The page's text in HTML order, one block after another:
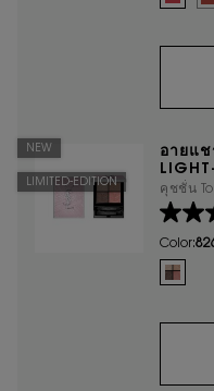
อายแช
คุชชั่น
ผิวกระจ่
NEW
LIMITED-EDITION
Color:
One colour available
Selected
826